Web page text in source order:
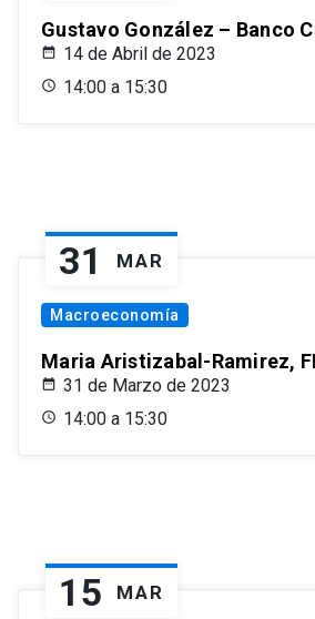
Gustavo González – Banco
14 de Abril de 2023
14:00 a 15:30
31 MAR
Macroeconomía
Maria Aristizabal-Ramirez,
31 de Marzo de 2023
14:00 a 15:30
15 MAR